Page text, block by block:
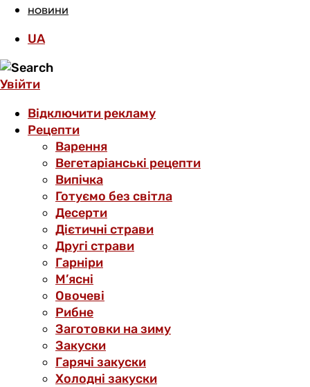
НОВИНИ
UA
Увійти
Відключити рекламу
Рецепти
Варення
Вегетаріанські рецепти
Випічка
Готуємо без світла
Десерти
Дієтичні страви
Другі страви
Гарніри
М’ясні
Овочеві
Рибне
Заготовки на зиму
Закуски
Гарячі закуски
Холодні закуски